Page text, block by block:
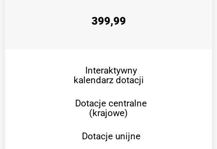
399,99
Interaktywny
kalendarz dotacji
Dotacje centralne
(krajowe)
Dotacje unijne